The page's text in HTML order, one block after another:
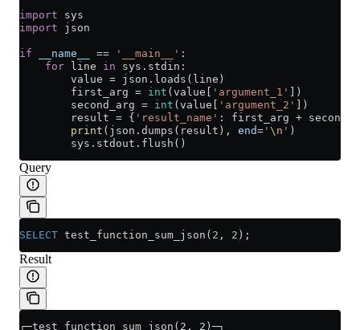
import sys
import json
if __name__ == '__main__' :
    for
line in sys.stdin:
        value
= json.loads(line)
        first_arg
= int (value[ 'argument_1'
])
        second_arg
= int (value[ 'argument_2'
])
        result
= { 'result_name' : first_arg +
        print
(json.dumps(result), end= ' \n ' )
        sys.stdout.flush()
Query
SELECT test_function_sum_json( 2 , 2 );
Result
┌─test_function_sum_json(2, 2)─┐